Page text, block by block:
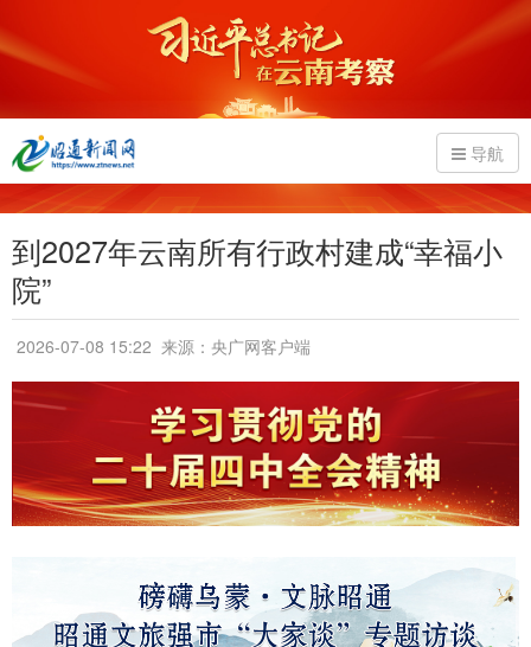
导航
到2027年云南所有行政村建成“幸福小
院”
2026-07-08 15:22 来源：央广网客户端